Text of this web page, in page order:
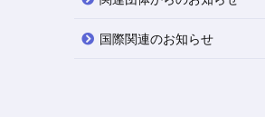
国際関連のお知らせ